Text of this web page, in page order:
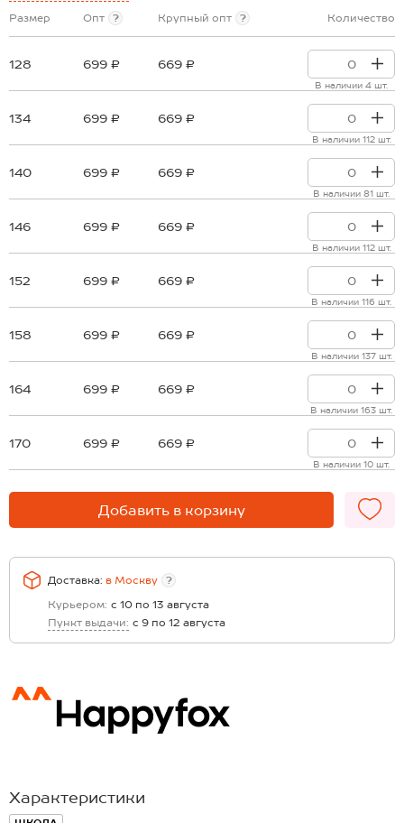
Размер Опт ? Крупный опт ? Количество
128 699 ₽ 669 ₽
В наличии 4 шт.
134 699 ₽ 669 ₽
В наличии 112 шт.
140 699 ₽ 669 ₽
В наличии 81 шт.
146 699 ₽ 669 ₽
В наличии 112 шт.
152 699 ₽ 669 ₽
В наличии 116 шт.
158 699 ₽ 669 ₽
В наличии 137 шт.
164 699 ₽ 669 ₽
В наличии 163 шт.
170 699 ₽ 669 ₽
В наличии 10 шт.
Добавить в корзину
Доставка: в Москву
?
Курьером: с 10 по 13 августа
Пункт выдачи: с 9 по 12 августа
Характеристики